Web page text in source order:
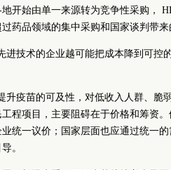
地开始由单一来源转为竞争性采购，
药品领域的集中采购和国家谈判带来
进技术的企业越可能把成本降到可控
升疫苗的可及性，对低收入人群、脆
程项目，主要阻碍在于价格和筹资
统一议价；国家层面也应通过统一
。